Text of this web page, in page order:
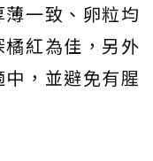
一致、卵粒均
紅為佳，另外
，並避免有腥